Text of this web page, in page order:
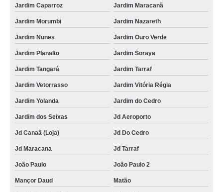
Jardim Caparroz Jardim Maracanã
Jardim Morumbi Jardim Nazareth
Jardim Nunes Jardim Ouro Verde
Jardim Planalto Jardim Soraya
Jardim Tangará Jardim Tarraf
Jardim Vetorrasso Jardim Vitória Régia
Jardim Yolanda Jardim do Cedro
Jardim dos Seixas Jd Aeroporto
Jd Canaã (Loja) Jd Do Cedro
Jd Maracana Jd Tarraf
João Paulo João Paulo 2
Mançor Daud Matão